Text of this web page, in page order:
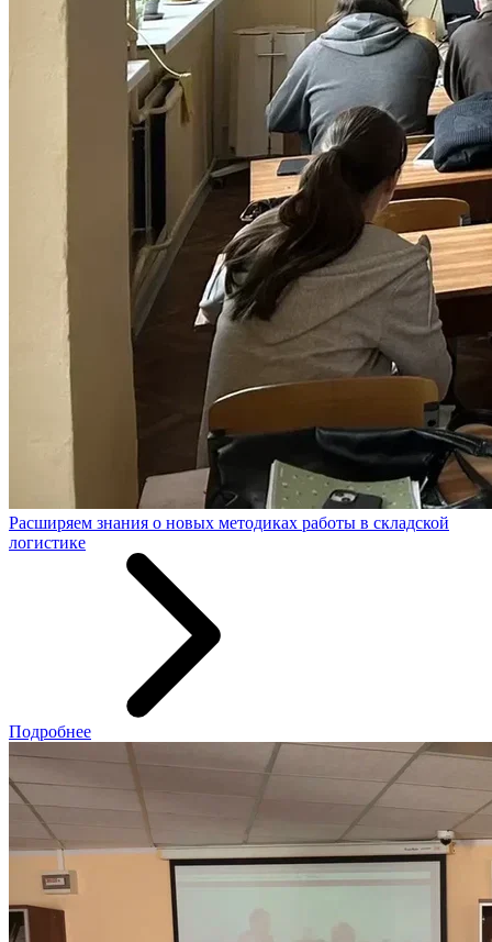
Расширяем знания о новых методиках работы в складской
логистике
Подробнее